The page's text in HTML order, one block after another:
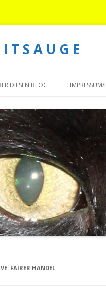
I T S A U G E
DIESEN BLOG
FAIRER HANDEL